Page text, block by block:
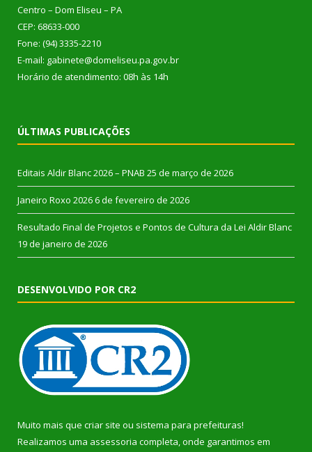
Centro – Dom Eliseu – PA
CEP: 68633-000
Fone: (94) 3335-2210
E-mail: gabinete@domeliseu.pa.gov.br
Horário de atendimento: 08h às 14h
ÚLTIMAS PUBLICAÇÕES
Editais Aldir Blanc 2026 – PNAB 25 de março de 2026
Janeiro Roxo 2026 6 de fevereiro de 2026
Resultado Final de Projetos e Pontos de Cultura da Lei Aldir Blanc
19 de janeiro de 2026
DESENVOLVIDO POR CR2
Muito mais que criar site ou sistema para prefeituras!
Realizamos uma assessoria completa, onde garantimos em